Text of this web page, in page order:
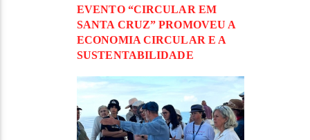
EVENTO “CIRCULAR EM
SANTA CRUZ” PROMOVEU A
ECONOMIA CIRCULAR E A
SUSTENTABILIDADE